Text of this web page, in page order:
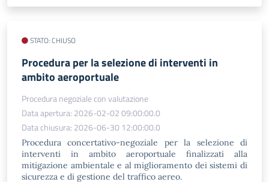
STATO: CHIUSO
Procedura per la selezione di interventi in
ambito aeroportuale
Procedura negoziale con valutazione
Data apertura: 2026-02-02 09:00:00.0
Data chiusura: 2026-06-30 12:00:00.0
Procedura concertativo-negoziale per la selezione di
interventi in ambito aeroportuale finalizzati alla
mitigazione ambientale e al miglioramento dei sistemi di
sicurezza e di gestione del traffico aereo.